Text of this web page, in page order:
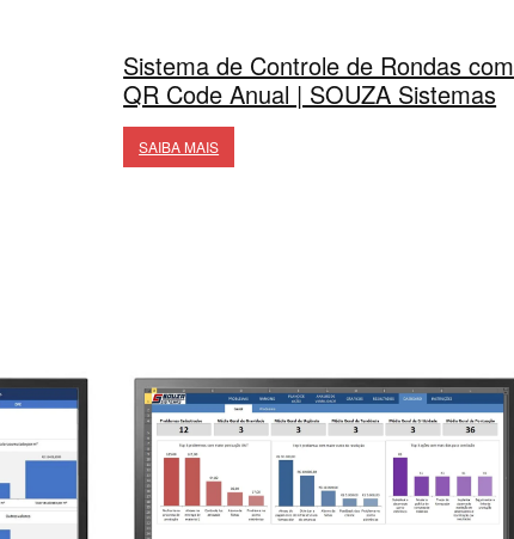
Sistema de Controle de Rondas com
QR Code Anual | SOUZA Sistemas
SAIBA MAIS